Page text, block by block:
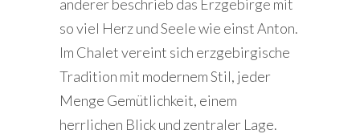
anderer beschrieb das Erzgebirge mit
so viel Herz und Seele wie einst Anton.
Im Chalet vereint sich erzgebirgische
Tradition mit modernem Stil, jeder
Menge Gemütlichkeit, einem
herrlichen Blick und zentraler Lage.